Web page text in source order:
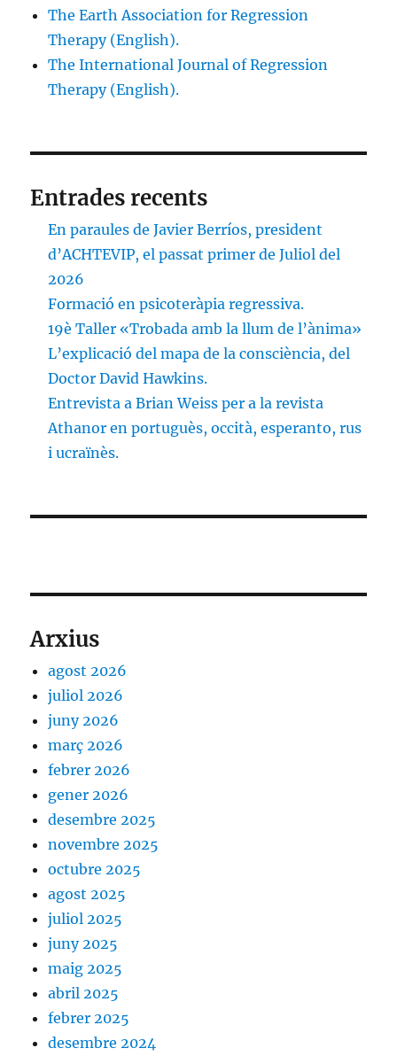
The Earth Association for Regression
Therapy (English).
The International Journal of Regression
Therapy (English).
Entrades recents
En paraules de Javier Berríos, president
d’ACHTEVIP, el passat primer de Juliol del
2026
Formació en psicoteràpia regressiva.
19è Taller «Trobada amb la llum de l’ànima»
L’explicació del mapa de la consciència, del
Doctor David Hawkins.
Entrevista a Brian Weiss per a la revista
Athanor en portuguès, occità, esperanto, rus
i ucraïnès.
Arxius
agost 2026
juliol 2026
juny 2026
març 2026
febrer 2026
gener 2026
desembre 2025
novembre 2025
octubre 2025
agost 2025
juliol 2025
juny 2025
maig 2025
abril 2025
febrer 2025
desembre 2024